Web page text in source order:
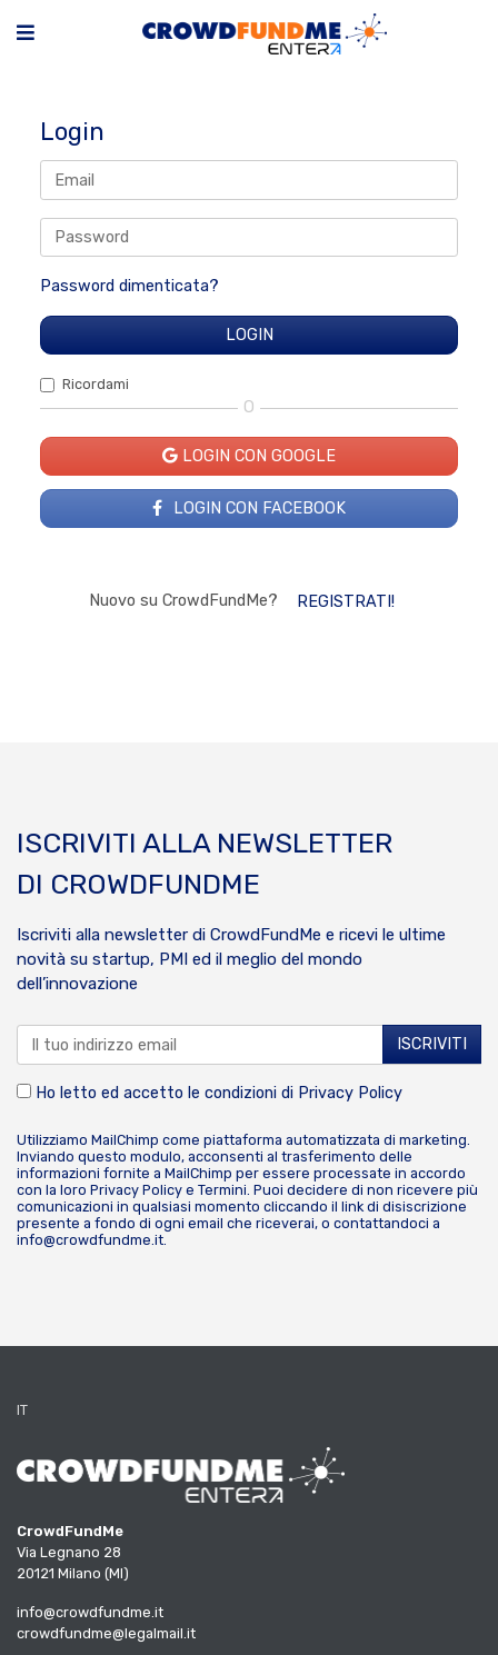
Login
Password dimenticata?
Ricordami
O
LOGIN CON GOOGLE
LOGIN CON FACEBOOK
Nuovo su CrowdFundMe? REGISTRATI!
ISCRIVITI ALLA NEWSLETTER
DI CROWDFUNDME
Iscriviti alla newsletter di CrowdFundMe e ricevi le ultime
novità su startup, PMI ed il meglio del mondo
dell’innovazione
Ho letto ed accetto le condizioni di Privacy Policy
Utilizziamo MailChimp come piattaforma automatizzata di marketing.
Inviando questo modulo, acconsenti al trasferimento delle
informazioni fornite a MailChimp per essere processate in accordo
con la loro Privacy Policy e Termini. Puoi decidere di non ricevere più
comunicazioni in qualsiasi momento cliccando il link di disiscrizione
presente a fondo di ogni email che riceverai, o contattandoci a
info@crowdfundme.it.
IT
CrowdFundMe
Via Legnano 28
20121 Milano (MI)
info@crowdfundme.it
crowdfundme@legalmail.it